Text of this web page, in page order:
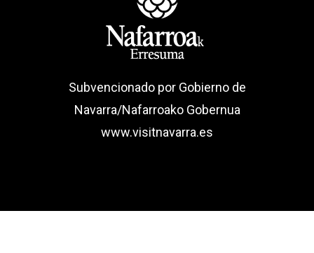
Subvencionado por Gobierno de
Navarra/Nafarroako Gobernua
www.visitnavarra.es